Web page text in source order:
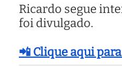
Ricardo segue
foi divulgado.
📲 Clique aqui